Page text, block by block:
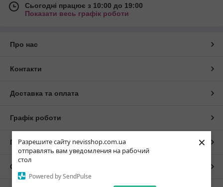
Разрешите сайту nevisshop.com.ua
отправлять вам уведомления на рабочий
стол
Powered by SendPulse
×
Сьогодні працює з 10:00 до 19:00
Показати весь графік роботи
Про нас
Контакти
Доставка та оплата
Графік роботи
Повна версія сайту
Сайт створено на маркетплейсі